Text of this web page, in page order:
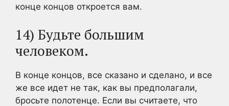
конце концов откроется вам.
14) Будьте большим
человеком.
В конце концов, все сказано и сделано, и все
же все идет не так, как вы предполагали,
бросьте полотенце. Если вы считаете, что